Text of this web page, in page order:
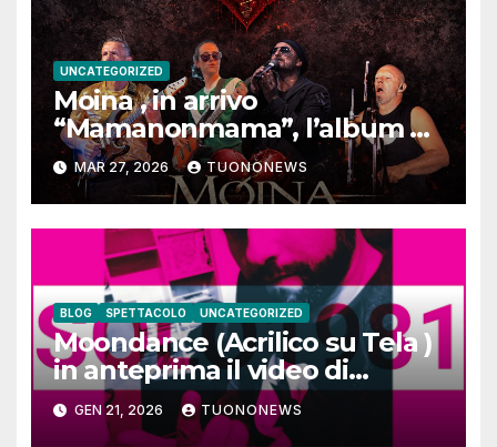
UNCATEGORIZED
Moina , in arrivo
“Mamanonmama”, l’album di
debutto per Ghost Record
MAR 27, 2026 TUONONEWS
BLOG SPETTACOLO UNCATEGORIZED
Moondance (Acrilico su Tela )
in anteprima il video di
SOLO1981
GEN 21, 2026 TUONONEWS